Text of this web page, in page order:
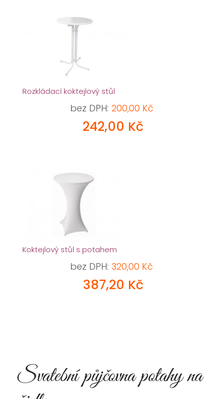
Rozkládací koktejlový stůl
bez DPH: 200,00 Kč
242,00 Kč
Koktejlový stůl s potahem
bez DPH: 320,00 Kč
387,20 Kč
Svatební půjčovna potahy na